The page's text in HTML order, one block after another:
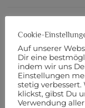
BESCHREIBUNG
ZUSÄTZLICHE
Anleitung für
unterschiedlichen
Cookie-
Auf unserer
Dir eine
indem wir uns
Einstellungen
stetig verbessert.
klickst, gibst Du
Verwendung aller